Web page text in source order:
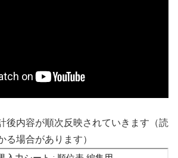
内容が順次反映されていきます（読
る場合があります）